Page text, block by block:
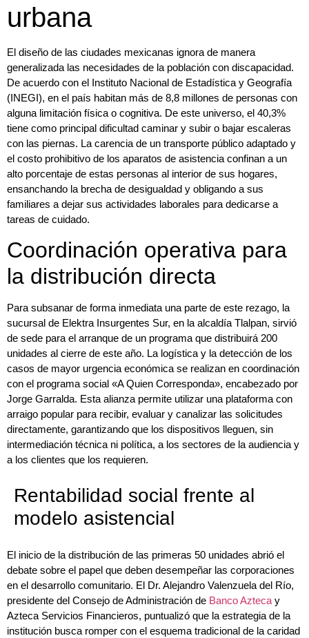
urbana
El diseño de las ciudades mexicanas ignora de manera
generalizada las necesidades de la población con discapacidad.
De acuerdo con el Instituto Nacional de Estadística y Geografía
(INEGI), en el país habitan más de 8,8 millones de personas con
alguna limitación física o cognitiva. De este universo, el 40,3%
tiene como principal dificultad caminar y subir o bajar escaleras
con las piernas. La carencia de un transporte público adaptado y
el costo prohibitivo de los aparatos de asistencia confinan a un
alto porcentaje de estas personas al interior de sus hogares,
ensanchando la brecha de desigualdad y obligando a sus
familiares a dejar sus actividades laborales para dedicarse a
tareas de cuidado.
Coordinación operativa para
la distribución directa
Para subsanar de forma inmediata una parte de este rezago, la
sucursal de Elektra Insurgentes Sur, en la alcaldía Tlalpan, sirvió
de sede para el arranque de un programa que distribuirá 200
unidades al cierre de este año. La logística y la detección de los
casos de mayor urgencia económica se realizan en coordinación
con el programa social «A Quien Corresponda», encabezado por
Jorge Garralda. Esta alianza permite utilizar una plataforma con
arraigo popular para recibir, evaluar y canalizar las solicitudes
directamente, garantizando que los dispositivos lleguen, sin
intermediación técnica ni política, a los sectores de la audiencia y
a los clientes que los requieren.
Rentabilidad social frente al
modelo asistencial
El inicio de la distribución de las primeras 50 unidades abrió el
debate sobre el papel que deben desempeñar las corporaciones
en el desarrollo comunitario. El Dr. Alejandro Valenzuela del Río,
presidente del Consejo de Administración de Banco Aztecay
Azteca Servicios Financieros, puntualizó que la estrategia de la
institución busca romper con el esquema tradicional de la caridad